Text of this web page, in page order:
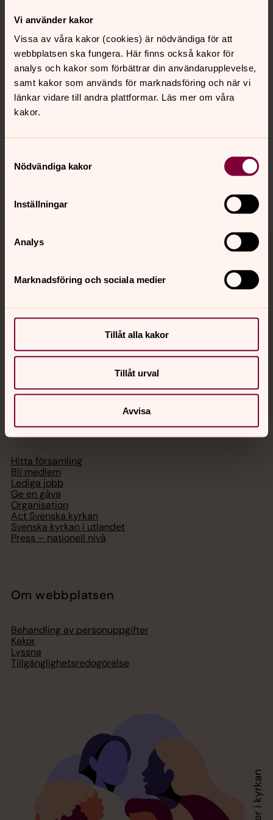
Vi använder kakor
Vissa av våra kakor (cookies) är nödvändiga för att
webbplatsen ska fungera. Här finns också kakor för
analys och kakor som förbättrar din användarupplevelse,
samt kakor som används för marknadsföring och när vi
länkar vidare till andra plattformar. Läs mer om våra
kakor.
Nödvändiga kakor
Inställningar
Analys
Marknadsföring och sociala medier
Tillåt alla kakor
Tillåt urval
Avvisa
Kontakt
Kalender
Hitta snabbt
Sociala kanaler
Akut samtals- och krisstöd. Prata eller chatta anonymt
Digitalt brev
Svenska kyrkan
Hitta församling
Bli medlem
Lediga jobb
Ge en gåva
Organisation
Act Svenska kyrkan
Svenska kyrkan i utlandet
Press – nationell nivå
Om webbplatsen
Behandling av personuppgifter
Kakor
Lyssna
Tillgänglighetsredogörelse